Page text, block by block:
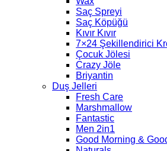
Saç Spreyi
Saç Köpüğü
Kıvır Kıvır
7×24 Şekillendirici
Çocuk Jölesi
Crazy Jöle
Briyantin
Duş Jelleri
Fresh Care
Marshmallow
Fantastic
Men 2in1
Good Morning &